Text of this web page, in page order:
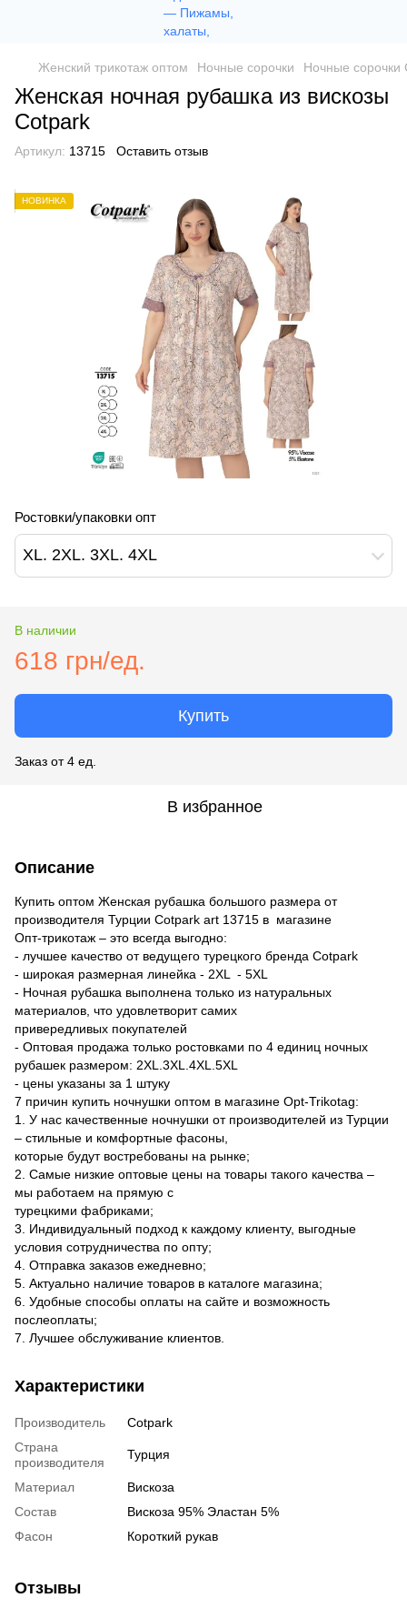
Женский трикотаж оптом Ночные сорочки Ночные сорочки
Женская ночная рубашка из вискозы
Сotpark
Артикул: 13715 Оставить отзыв
НОВИНКА
Ростовки/упаковки опт
XL. 2XL. 3XL. 4XL
В наличии
618 грн/ед.
Купить
Заказ от 4 ед.
В избранное
Описание
Купить оптом Женская рубашка большого размера от
производителя Турции Сotpark art 13715 в магазине
Опт-трикотаж – это всегда выгодно:
- лучшее качество от ведущего турецкого бренда Сotpark
- широкая размерная линейка - 2XL - 5XL
- Ночная рубашка выполнена только из натуральных
материалов, что удовлетворит самих
привередливых покупателей
- Оптовая продажа только ростовками по 4 единиц ночных
рубашек размером: 2XL.3XL.4XL.5XL
- цены указаны за 1 штуку
7 причин купить ночнушки оптом в магазине Opt-Trikotag:
1. У нас качественные ночнушки от производителей из Турции
– стильные и комфортные фасоны,
которые будут востребованы на рынке;
2. Самые низкие оптовые цены на товары такого качества –
мы работаем на прямую с
турецкими фабриками;
3. Индивидуальный подход к каждому клиенту, выгодные
условия сотрудничества по опту;
4. Отправка заказов ежедневно;
5. Актуально наличие товаров в каталоге магазина;
6. Удобные способы оплаты на сайте и возможность
послеоплаты;
7. Лучшее обслуживание клиентов.
Характеристики
Производитель
Cotpark
Страна
производителя
Турция
Материал
Вискоза
Состав
Вискоза 95% Эластан 5%
Фасон
Короткий рукав
Отзывы